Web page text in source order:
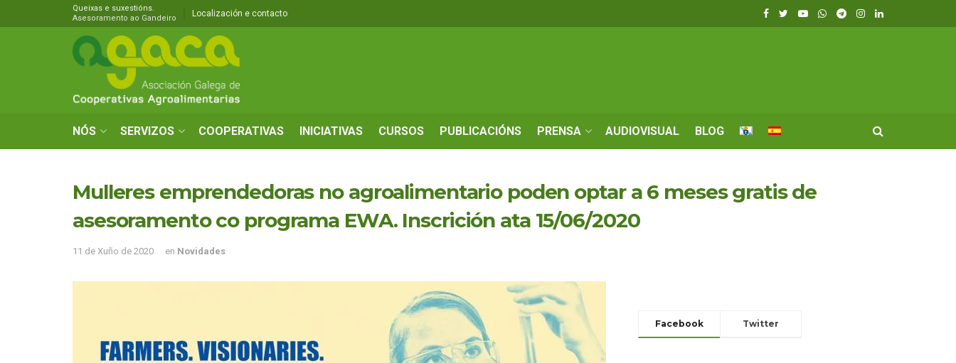
Queixas e suxestións.
Asesoramento ao Gandeiro
Localización e contacto
NÓS SERVIZOS COOPERATIVAS INICIATIVAS CURSOS PUBLICACIÓNS PRENSA AUDIOVISUAL BLOG
Mulleres emprendedoras no agroalimentario poden optar a 6 meses gratis de
asesoramento co programa EWA. Inscrición ata 15/06/2020
11 de Xuño de 2020 en Novidades
Facebook Twitter